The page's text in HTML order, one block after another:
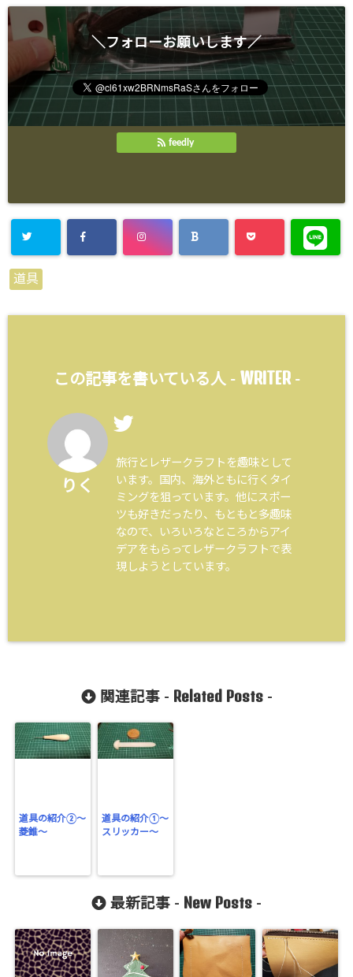
＼フォローお願いします／
feedly
道具
この記事を書いている人 - WRITER-
りく
旅行とレザークラフトを趣味として
います。国内、海外ともに行くタイ
ミングを狙っています。他にスポー
ツも好きだったり、もともと多趣味
なので、いろいろなところからアイ
デアをもらってレザークラフトで表
現しようとしています。
関連記事 - Related Posts-
道具の紹介②～
菱錐～
道具の紹介①～
スリッカー～
最新記事 - New Posts -